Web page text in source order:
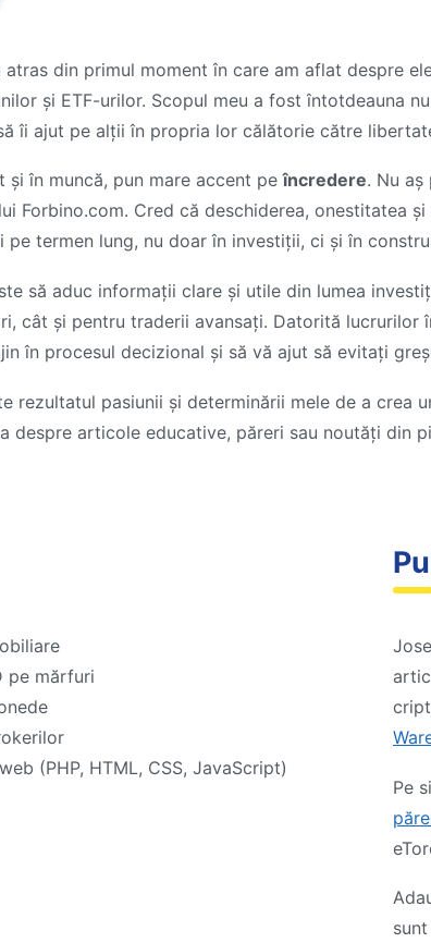
din primul moment în care am aflat despre
și ETF-urilor. Scopul meu a fost întotdeauna
îi ajut pe alții în propria lor călătorie către
și în muncă, pun mare accent peîncredere. Nu
Forbino.com. Cred că deschiderea, onestitatea
pe termen lung, nu doar în investiții, ci și în
să aduc informații clare și utile din lumea
cât și pentru traderii avansați. Datorită
în procesul decizional și să vă ajut să evitați
rezultatul pasiunii și determinării mele de a
despre articole educative, păreri sau noutăți din
pe mărfuri
(PHP, HTML, CSS, JavaScript)
Pe